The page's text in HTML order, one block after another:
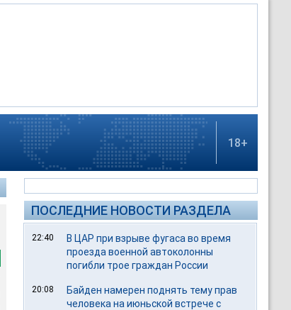
18+
ПОСЛЕДНИЕ НОВОСТИ РАЗДЕЛА
22:40
В ЦАР при взрыве фугаса во время
проезда военной автоколонны
погибли трое граждан России
20:08
Байден намерен поднять тему прав
человека на июньской встрече с